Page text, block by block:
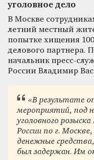
уголовное дело
В Москве
летний местный
попытке хищения
делового партнера.
начальник пресс-
России Владимир
«В результате
мероприятий, под
уголовного
России по г.
денежные
был задержан. Им